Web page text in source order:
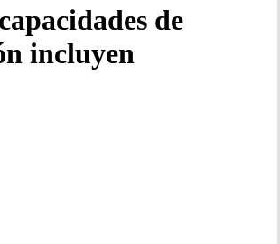
de
incluyen